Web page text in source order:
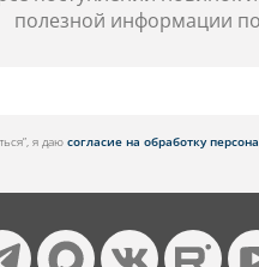
полезной информации
я даю согласие на обработку